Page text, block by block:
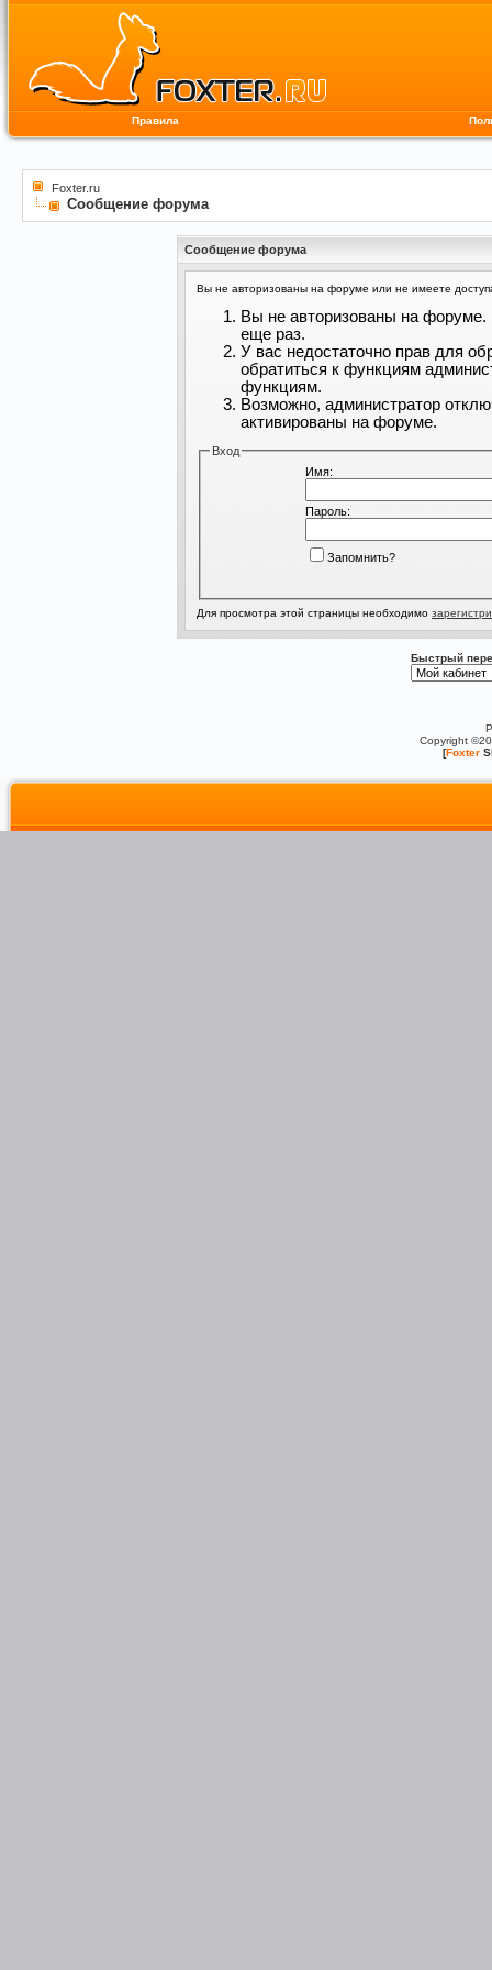
Правила
Foxter.ru
Сообщение форума
Сообщение форума
Вы не авторизованы на форуме или не имеете
Вы не авторизованы на форуме.
еще раз.
У вас недостаточно прав для
обратиться к функциям
функциям.
Возможно, администратор
активированы на форуме.
Вход
Имя:
Пароль:
Запомнить?
Для просмотра этой страницы необходимо
Быстрый
Copyright
[Foxter